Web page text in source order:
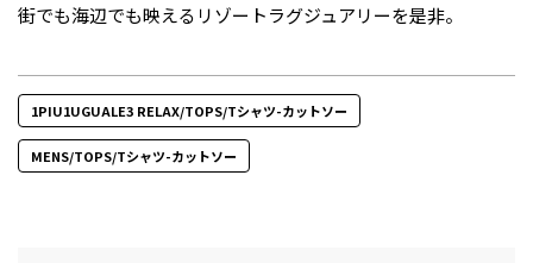
街でも海辺でも映えるリゾートラグジュアリーを是非。
1PIU1UGUALE3 RELAX/TOPS/Tシャツ-カットソー
MENS/TOPS/Tシャツ-カットソー